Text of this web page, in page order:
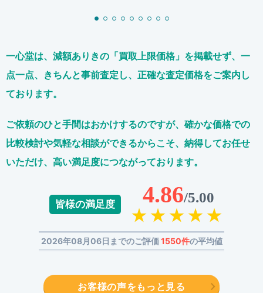
一心堂は、減額ありきの「買取上限価格」を掲載せず、 一
点一点、きちんと事前査定し、正確な査定価格をご案内し
ております。
ご依頼のひと手間はおかけするのですが、 確かな価格での
比較検討や気軽な相談ができるからこそ、 納得してお任せ
いただけ、高い満足度につながっております。
皆様の満足度 4.86/5.00
2026年08月06日までのご評価1550件の平均値
お客様の声をもっと見る